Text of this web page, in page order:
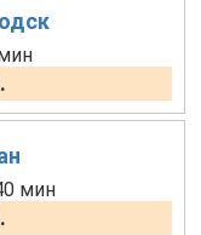
мин